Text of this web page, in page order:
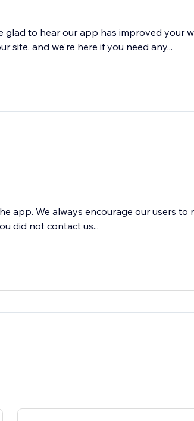
glad to hear our app has improved your
site, and we're here if you need any...
app. We always encourage our users to
did not contact us...